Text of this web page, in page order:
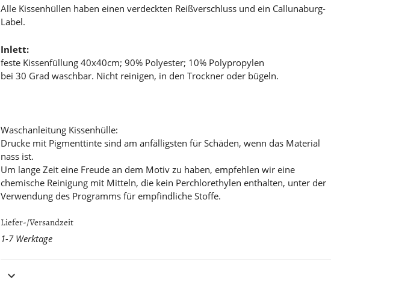
Alle Kissenhüllen haben einen verdeckten Reißverschluss und ein Callunaburg-
Label.
Inlett:
feste Kissenfüllung 40x40cm; 90% Polyester; 10% Polypropylen
bei 30 Grad waschbar. Nicht reinigen, in den Trockner oder bügeln.
Waschanleitung Kissenhülle:
Drucke mit Pigmenttinte sind am anfälligsten für Schäden, wenn das Material
nass ist.
Um lange Zeit eine Freude an dem Motiv zu haben, empfehlen wir eine
chemische Reinigung mit Mitteln, die kein Perchlorethylen enthalten, unter der
Verwendung des Programms für empfindliche Stoffe.
Liefer-/Versandzeit
1-7 Werktage